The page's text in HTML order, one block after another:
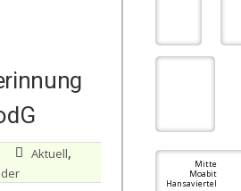
Aktuell,
Mitte
Moabit
Hansaviertel